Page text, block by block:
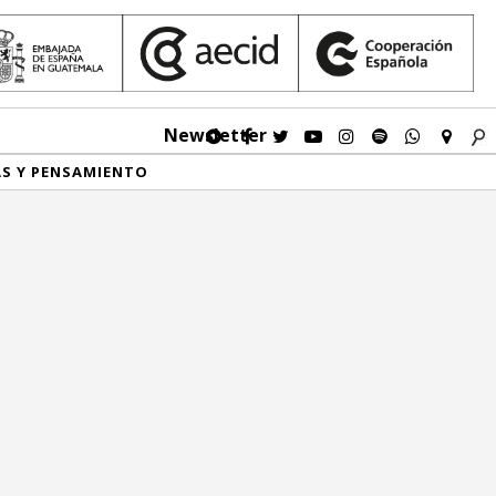
Newsletter
Y PENSAMIENTO